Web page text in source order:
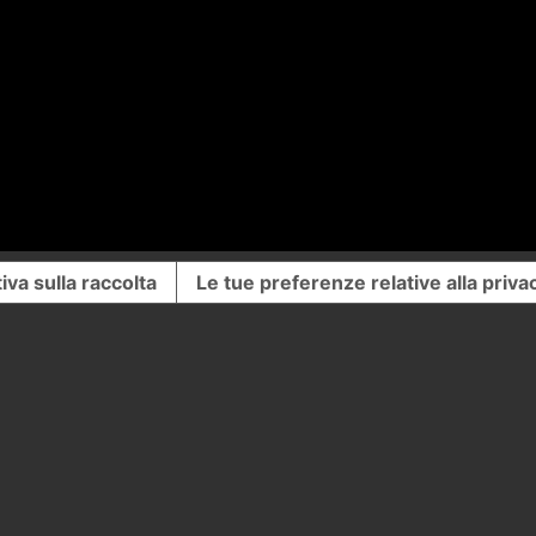
sulla raccolta Le tue preferenze relative alla